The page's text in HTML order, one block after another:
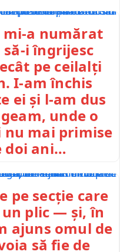
mi-a numărat
i îngrijesc
pe ceilalți
I-am închis
ei și l-am dus
unde o
nu mai primise
doi ani…
pe secție care
plic — și, în
ajuns omul de
să fie de